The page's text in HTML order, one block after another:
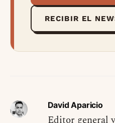
RECIBIR EL
David Aparicio